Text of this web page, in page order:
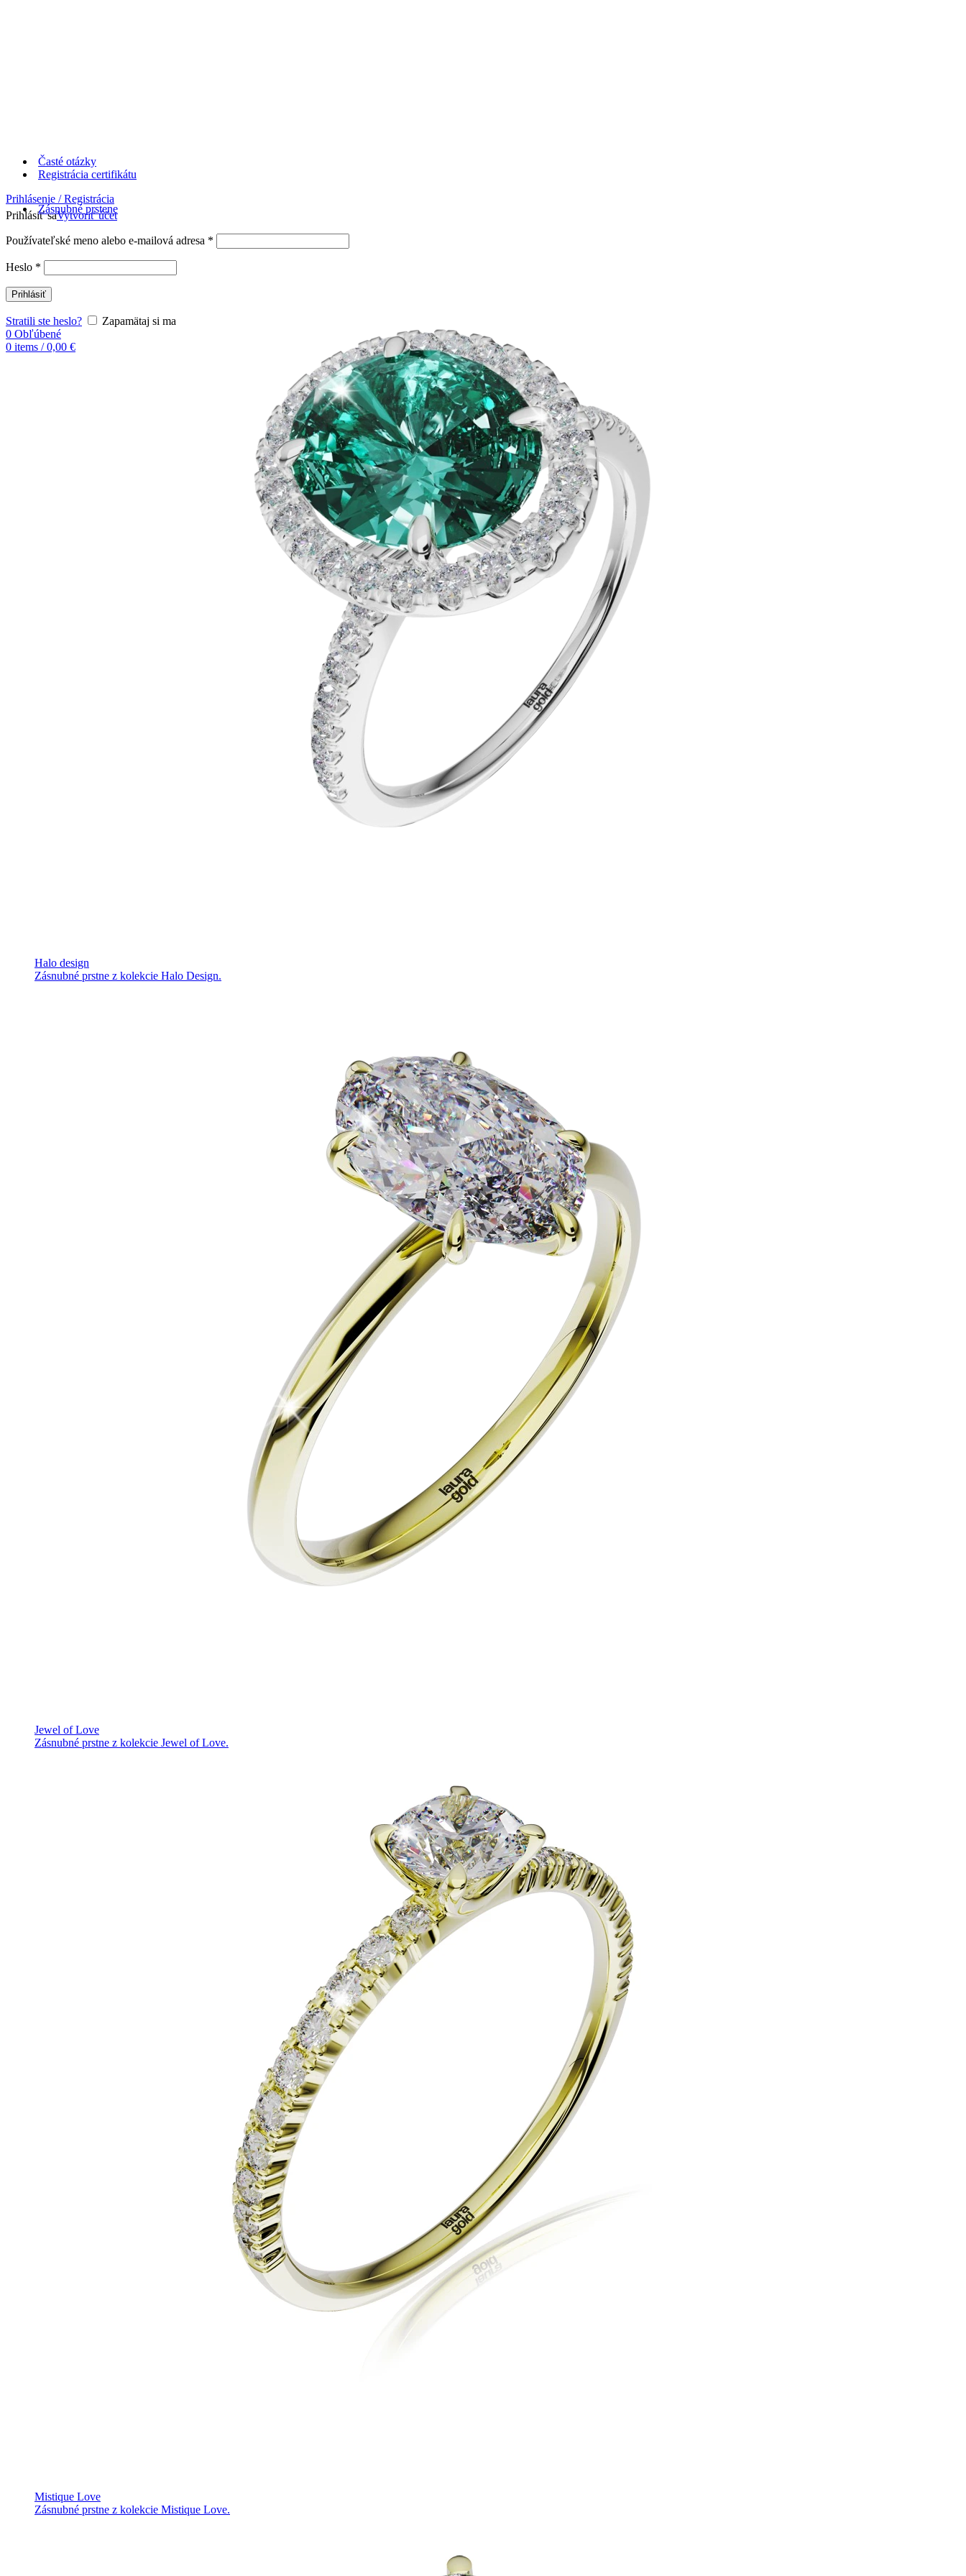
Časté otázky
Registrácia certifikátu
Prihlásenie / Registrácia
Prihlásiť saVytvoriť účet
Používateľské meno alebo e-mailová adresa *
Heslo *
Prihlásiť
Stratili ste heslo?
Zapamätaj si ma
0 Obľúbené
0 items / 0,00 €
Zásnubné prstene
Halo design
Zásnubné prstne z kolekcie Halo Design.
Jewel of Love
Zásnubné prstne z kolekcie Jewel of Love.
Mistique Love
Zásnubné prstne z kolekcie Mistique Love.